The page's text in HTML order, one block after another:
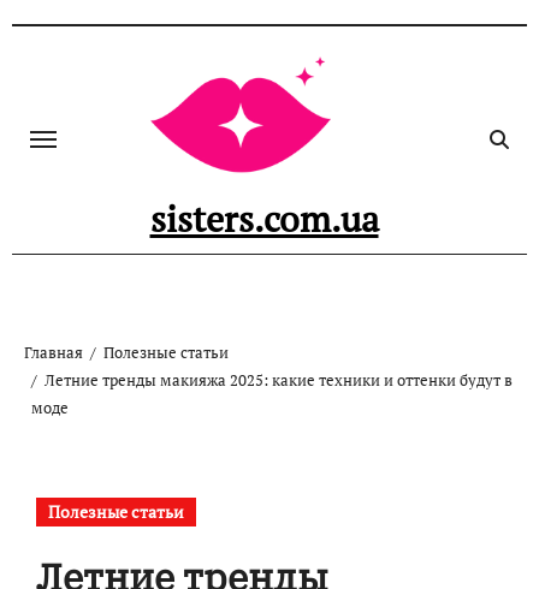
sisters.com.ua
Главная
Полезные статьи
Летние тренды макияжа 2025: какие техники и оттенки будут в
моде
Полезные статьи
Летние тренды